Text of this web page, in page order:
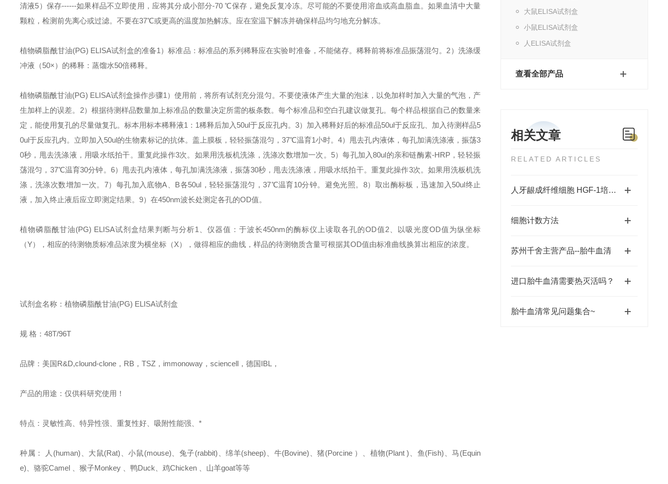
大鼠ELISA试剂盒
小鼠ELISA试剂盒
人ELISA试剂盒
查看全部产品
相关文章
RELATED ARTICLES
人牙龈成纤维细胞 HGF-1培养说明书
细胞计数方法
苏州千舍主营产品--胎牛血清
进口胎牛血清需要热灭活吗？
胎牛血清常见问题集合~
清液5）保存------如果样品不立即使用，应将其分成小部分-70 ℃保存，避免反复冷冻。尽可能的不要使用溶血或高血脂血。如果血清中大量
颗粒，检测前先离心或过滤。不要在37℃或更高的温度加热解冻。应在室温下解冻并确保样品均匀地充分解冻。
植物磷脂酰甘油(PG) ELISA试剂盒的准备1）标准品：标准品的系列稀释应在实验时准备，不能储存。稀释前将标准品振荡混匀。 2）洗涤缓
冲液（50×）的稀释：蒸馏水50倍稀释。
植物磷脂酰甘油(PG) ELISA试剂盒操作步骤1）使用前，将所有试剂充分混匀。不要使液体产生大量的泡沫，以免加样时加入大量的气泡，产
生加样上的误差。 2）根据待测样品数量加上标准品的数量决定所需的板条数。每个标准品和空白孔建议做复孔。每个样品根据自己的数量来
定，能使用复孔的尽量做复孔。标本用标本稀释液1：1稀释后加入50ul于反应孔内。 3）加入稀释好后的标准品50ul于反应孔、加入待测样品5
0ul于反应孔内。立即加入50ul的生物素标记的抗体。盖上膜板，轻轻振荡混匀，37℃温育1小时。4）甩去孔内液体，每孔加满洗涤液，振荡3
0秒，甩去洗涤液，用吸水纸拍干。重复此操作3次。如果用洗板机洗涤，洗涤次数增加一次。 5）每孔加入80ul的亲和链酶素-HRP，轻轻振
荡混匀，37℃温育30分钟。 6）甩去孔内液体，每孔加满洗涤液，振荡30秒，甩去洗涤液，用吸水纸拍干。重复此操作3次。如果用洗板机洗
涤，洗涤次数增加一次。 7）每孔加入底物A、B各50ul，轻轻振荡混匀，37℃温育10分钟。避免光照。 8）取出酶标板，迅速加入50ul终止
液，加入终止液后应立即测定结果。 9）在450nm波长处测定各孔的OD值。
植物磷脂酰甘油(PG) ELISA试剂盒结果判断与分析1、仪器值：于波长450nm的酶标仪上读取各孔的OD值2、以吸光度OD值为纵坐标
（Y），相应的待测物质标准品浓度为横坐标（X），做得相应的曲线，样品的待测物质含量可根据其OD值由标准曲线换算出相应的浓度。
试剂盒名称：植物磷脂酰甘油(PG) ELISA试剂盒
规 格：48T/96T
品牌：美国R&D,clound-clone，RB，TSZ，immonoway，sciencell，德国IBL，
产品的用途：仅供科研究使用！
特点：灵敏性高、特异性强、重复性好、吸附性能强、*
种属： 人(human)、大鼠(Rat)、小鼠(mouse)、兔子(rabbit)、绵羊(sheep)、牛(Bovine)、猪(Porcine ）、植物(Plant )、鱼(Fish)、马(Equin
e)、骆驼Camel 、猴子Monkey 、鸭Duck、鸡Chicken 、山羊goat等等